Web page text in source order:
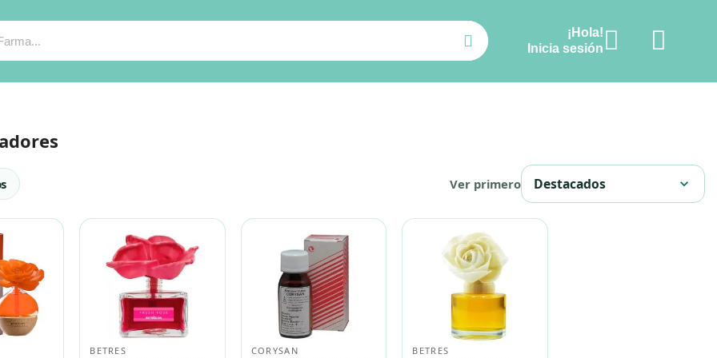
¡Hola!
Inicia sesión
Ver primero Destacados expand_more
BETRES CORYSAN BETRES